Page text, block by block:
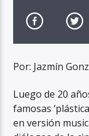
Por: Jazmín
Luego de 20
famosas
en versión